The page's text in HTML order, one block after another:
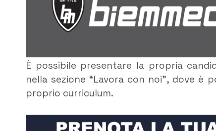
È possibile presentare la propria
nella sezione “Lavora con noi”, dove è
proprio curriculum.